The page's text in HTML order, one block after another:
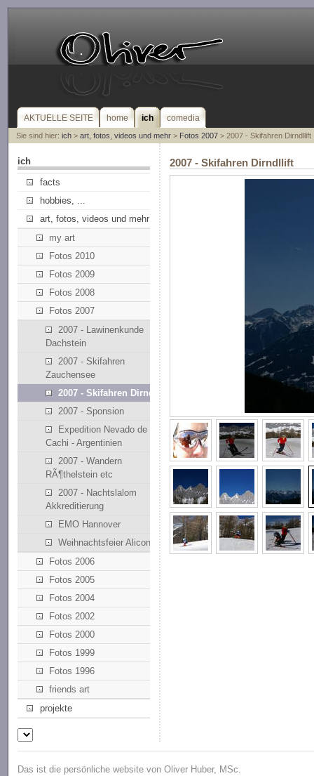
AKTUELLE SEITE home ich comedia
Sie sind hier: ich> art, fotos, videos und mehr> Fotos 2007> 2007 - Skifahren Dirndllift
ich
facts
hobbies, ...
art, fotos, videos und mehr
my art
Fotos 2010
Fotos 2009
Fotos 2008
Fotos 2007
2007 - Lawinenkunde
Dachstein
2007 - Skifahren
Zauchensee
2007 - Skifahren Dirndllift
2007 - Sponsion
Expedition Nevado de
Cachi - Argentinien
2007 - Wandern
RÃ¶thelstein etc
2007 - Nachtslalom
Akkreditierung
EMO Hannover
Weihnachtsfeier Alicona
Fotos 2006
Fotos 2005
Fotos 2004
Fotos 2002
Fotos 2000
Fotos 1999
Fotos 1996
friends art
projekte
2007 - Skifahren Dirndllift
Das ist die persönliche website von Oliver Huber, MSc.